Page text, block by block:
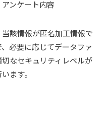
ンケート内容
該情報が匿名加工情報で
必要に応じてデータファ
なセキュリティレベルが
ます。